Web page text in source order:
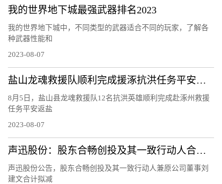
我的世界地下城最强武器排名2023
我的世界地下城中，不同类型的武器适合不同的玩家，了解各
种武器性能和
2023-08-07
盐山龙魂救援队顺利完成援涿抗洪任务平安凯旋
8月5日，盐山县龙魂救援队12名抗洪英雄顺利完成赴涿州救援
任务平安返盐
2023-08-07
​声迅股份：股东合畅创投及其一致行动人合计拟减持不超 2.44%股份
声迅股份公告，股东合畅创投及其一致行动人兼原公司董事刘
建文合计拟减